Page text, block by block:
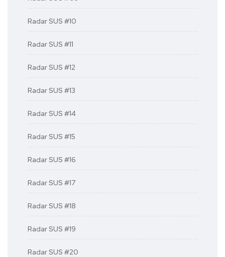
Radar SUS #10
Radar SUS #11
Radar SUS #12
Radar SUS #13
Radar SUS #14
Radar SUS #15
Radar SUS #16
Radar SUS #17
Radar SUS #18
Radar SUS #19
Radar SUS #20